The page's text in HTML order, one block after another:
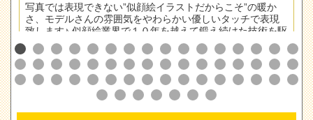
写真では表現できない”似顔絵イラストだからこそ”の暖か
さ、モデルさんの雰囲気をやわらかい優しいタッチで表現
致します♪ 似顔絵業界で１０年を越えて鍛え続けた技術を駆
使して、世界に一つだけのイラストをお届け！こんなポー
ズで描いてほしい！ などリクエスト大歓迎♡完成した似顔
絵イラストが、”特別な記念日”の思い出になるようにしっか
り描かせて頂きます♪(*^^*)
作品サンプル